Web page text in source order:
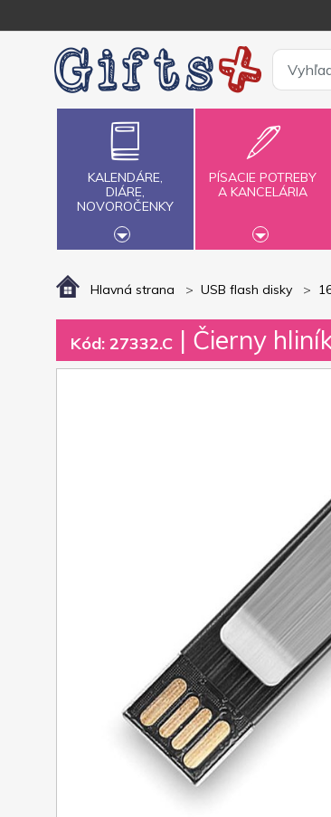
KALENDÁRE,
DIÁRE,
NOVOROČENKY
PÍSACIE POTREBY
A KANCELÁRIA
Hlavná strana USB flash disky
Kód: 27332.C | Čierny